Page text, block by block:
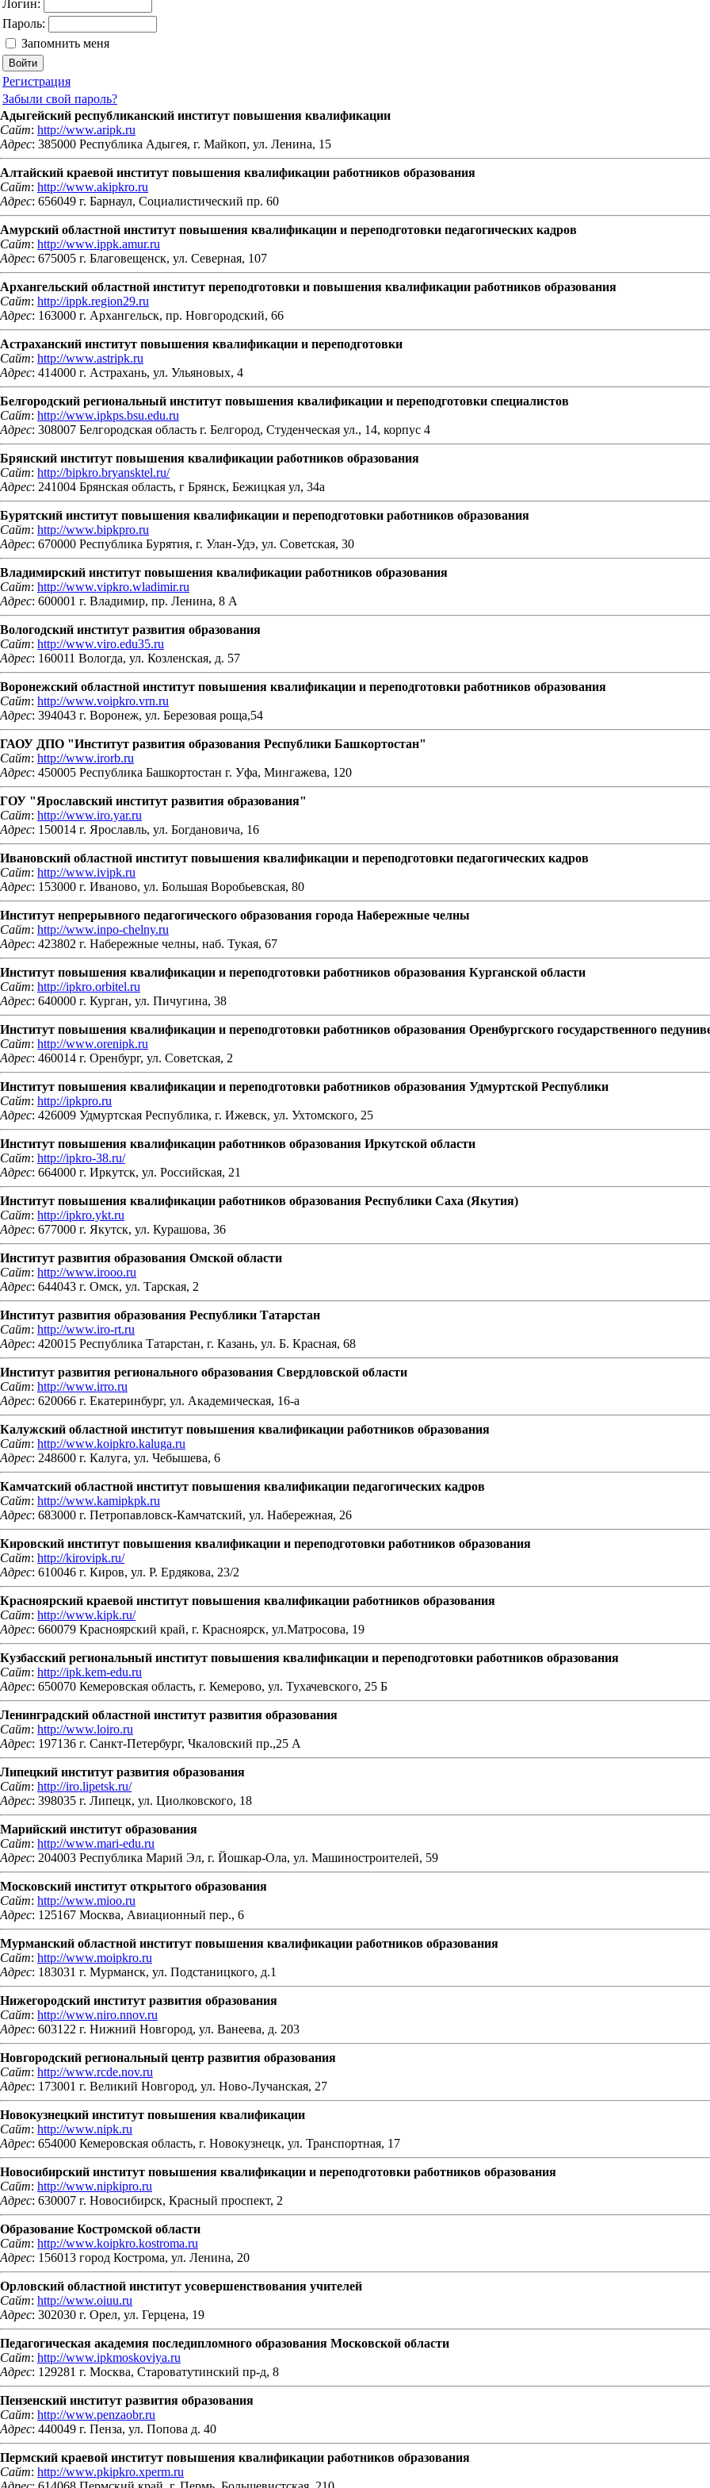
Логин:
Пароль:
Запомнить меня
Регистрация
Забыли свой пароль?
Адыгейский республиканский институт повышения квалификации
Сайт: http://www.aripk.ru
Адрес: 385000 Республика Адыгея, г. Майкоп, ул. Ленина, 15
Алтайский краевой институт повышения квалификации работников образования
Сайт: http://www.akipkro.ru
Адрес: 656049 г. Барнаул, Социалистический пр. 60
Амурский областной институт повышения квалификации и переподготовки педагогических кадров
Сайт: http://www.ippk.amur.ru
Адрес: 675005 г. Благовещенск, ул. Северная, 107
Архангельский областной институт переподготовки и повышения квалификации работников образования
Сайт: http://ippk.region29.ru
Адрес: 163000 г. Архангельск, пр. Новгородский, 66
Астраханский институт повышения квалификации и переподготовки
Сайт: http://www.astripk.ru
Адрес: 414000 г. Астрахань, ул. Ульяновых, 4
Белгородский региональный институт повышения квалификации и переподготовки специалистов
Сайт: http://www.ipkps.bsu.edu.ru
Адрес: 308007 Белгородская область г. Белгород, Студенческая ул., 14, корпус 4
Брянский институт повышения квалификации работников образования
Сайт: http://bipkro.bryansktel.ru/
Адрес: 241004 Брянская область, г Брянск, Бежицкая ул, 34а
Бурятский институт повышения квалификации и переподготовки работников образования
Сайт: http://www.bipkpro.ru
Адрес: 670000 Республика Бурятия, г. Улан-Удэ, ул. Советская, 30
Владимирский институт повышения квалификации работников образования
Сайт: http://www.vipkro.wladimir.ru
Адрес: 600001 г. Владимир, пр. Ленина, 8 А
Вологодский институт развития образования
Сайт: http://www.viro.edu35.ru
Адрес: 160011 Вологда, ул. Козленская, д. 57
Воронежский областной институт повышения квалификации и переподготовки работников образования
Сайт: http://www.voipkro.vrn.ru
Адрес: 394043 г. Воронеж, ул. Березовая роща,54
ГАОУ ДПО "Институт развития образования Республики Башкортостан"
Сайт: http://www.irorb.ru
Адрес: 450005 Республика Башкортостан г. Уфа, Мингажева, 120
ГОУ "Ярославский институт развития образования"
Сайт: http://www.iro.yar.ru
Адрес: 150014 г. Ярославль, ул. Богдановича, 16
Ивановский областной институт повышения квалификации и переподготовки педагогических кадров
Сайт: http://www.ivipk.ru
Адрес: 153000 г. Иваново, ул. Большая Воробьевская, 80
Институт непрерывного педагогического образования города Набережные челны
Сайт: http://www.inpo-chelny.ru
Адрес: 423802 г. Набережные челны, наб. Тукая, 67
Институт повышения квалификации и переподготовки работников образования Курганской области
Сайт: http://ipkro.orbitel.ru
Адрес: 640000 г. Курган, ул. Пичугина, 38
Институт повышения квалификации и переподготовки работников образования Оренбургского государственного
Сайт: http://www.orenipk.ru
Адрес: 460014 г. Оренбург, ул. Советская, 2
Институт повышения квалификации и переподготовки работников образования Удмуртской Республики
Сайт: http://ipkpro.ru
Адрес: 426009 Удмуртская Республика, г. Ижевск, ул. Ухтомского, 25
Институт повышения квалификации работников образования Иркутской области
Сайт: http://ipkro-38.ru/
Адрес: 664000 г. Иркутск, ул. Российская, 21
Институт повышения квалификации работников образования Республики Саха (Якутия)
Сайт: http://ipkro.ykt.ru
Адрес: 677000 г. Якутск, ул. Курашова, 36
Институт развития образования Омской области
Сайт: http://www.irooo.ru
Адрес: 644043 г. Омск, ул. Тарская, 2
Институт развития образования Республики Татарстан
Сайт: http://www.iro-rt.ru
Адрес: 420015 Республика Татарстан, г. Казань, ул. Б. Красная, 68
Институт развития регионального образования Свердловской области
Сайт: http://www.irro.ru
Адрес: 620066 г. Екатеринбург, ул. Академическая, 16-а
Калужский областной институт повышения квалификации работников образования
Сайт: http://www.koipkro.kaluga.ru
Адрес: 248600 г. Калуга, ул. Чебышева, 6
Камчатский областной институт повышения квалификации педагогических кадров
Сайт: http://www.kamipkpk.ru
Адрес: 683000 г. Петропавловск-Камчатский, ул. Набережная, 26
Кировский институт повышения квалификации и переподготовки работников образования
Сайт: http://kirovipk.ru/
Адрес: 610046 г. Киров, ул. Р. Ердякова, 23/2
Красноярский краевой институт повышения квалификации работников образования
Сайт: http://www.kipk.ru/
Адрес: 660079 Красноярский край, г. Красноярск, ул.Матросова, 19
Кузбасский региональный институт повышения квалификации и переподготовки работников образования
Сайт: http://ipk.kem-edu.ru
Адрес: 650070 Кемеровская область, г. Кемерово, ул. Тухачевского, 25 Б
Ленинградский областной институт развития образования
Сайт: http://www.loiro.ru
Адрес: 197136 г. Санкт-Петербург, Чкаловский пр.,25 А
Липецкий институт развития образования
Сайт: http://iro.lipetsk.ru/
Адрес: 398035 г. Липецк, ул. Циолковского, 18
Марийский институт образования
Сайт: http://www.mari-edu.ru
Адрес: 204003 Республика Марий Эл, г. Йошкар-Ола, ул. Машиностроителей, 59
Московский институт открытого образования
Сайт: http://www.mioo.ru
Адрес: 125167 Москва, Авиационный пер., 6
Мурманский областной институт повышения квалификации работников образования
Сайт: http://www.moipkro.ru
Адрес: 183031 г. Мурманск, ул. Подстаницкого, д.1
Нижегородский институт развития образования
Сайт: http://www.niro.nnov.ru
Адрес: 603122 г. Нижний Новгород, ул. Ванеева, д. 203
Новгородский региональный центр развития образования
Сайт: http://www.rcde.nov.ru
Адрес: 173001 г. Великий Новгород, ул. Ново-Лучанская, 27
Новокузнецкий институт повышения квалификации
Сайт: http://www.nipk.ru
Адрес: 654000 Кемеровская область, г. Новокузнецк, ул. Транспортная, 17
Новосибирский институт повышения квалификации и переподготовки работников образования
Сайт: http://www.nipkipro.ru
Адрес: 630007 г. Новосибирск, Красный проспект, 2
Образование Костромской области
Сайт: http://www.koipkro.kostroma.ru
Адрес: 156013 город Кострома, ул. Ленина, 20
Орловский областной институт усовершенствования учителей
Сайт: http://www.oiuu.ru
Адрес: 302030 г. Орел, ул. Герцена, 19
Педагогическая академия последипломного образования Московской области
Сайт: http://www.ipkmoskoviya.ru
Адрес: 129281 г. Москва, Староватутинский пр-д, 8
Пензенский институт развития образования
Сайт: http://www.penzaobr.ru
Адрес: 440049 г. Пенза, ул. Попова д. 40
Пермский краевой институт повышения квалификации работников образования
Сайт: http://www.pkipkro.xperm.ru